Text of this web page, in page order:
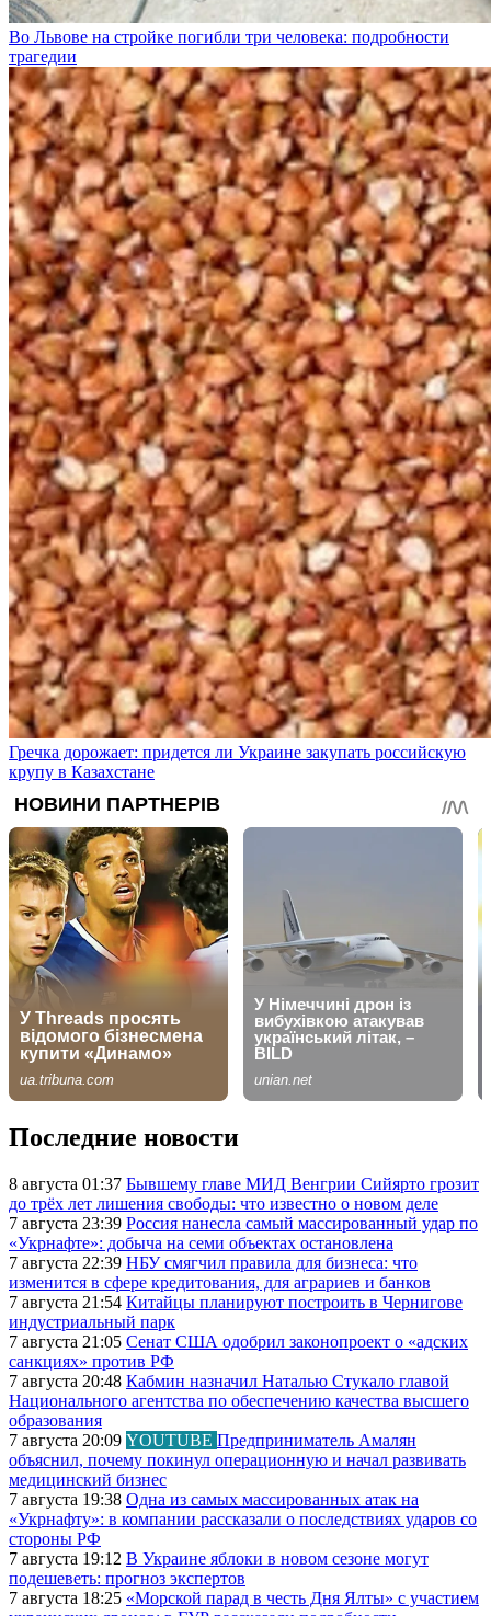
Во Львове на стройке погибли три человека: подробности
трагедии
Гречка дорожает: придется ли Украине закупать российскую
крупу в Казахстане
Последние новости
8 августа 01:37 Бывшему главе МИД Венгрии Сийярто грозит
до трёх лет лишения свободы: что известно о новом деле
7 августа 23:39 Россия нанесла самый массированный удар по
«Укрнафте»: добыча на семи объектах остановлена
7 августа 22:39 НБУ смягчил правила для бизнеса: что
изменится в сфере кредитования, для аграриев и банков
7 августа 21:54 Китайцы планируют построить в Чернигове
индустриальный парк
7 августа 21:05 Сенат США одобрил законопроект о «адских
санкциях» против РФ
7 августа 20:48 Кабмин назначил Наталью Стукало главой
Национального агентства по обеспечению качества высшего
образования
7 августа 20:09 YOUTUBE Предприниматель Амалян
объяснил, почему покинул операционную и начал развивать
медицинский бизнес
7 августа 19:38 Одна из самых массированных атак на
«Укрнафту»: в компании рассказали о последствиях ударов со
стороны РФ
7 августа 19:12 В Украине яблоки в новом сезоне могут
подешеветь: прогноз экспертов
7 августа 18:25 «Морской парад в честь Дня Ялты» с участием